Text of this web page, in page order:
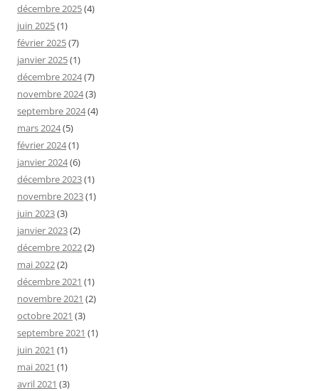
décembre 2025(4)
juin 2025(1)
février 2025(7)
janvier 2025(1)
décembre 2024(7)
novembre 2024(3)
septembre 2024(4)
mars 2024(5)
février 2024(1)
janvier 2024(6)
décembre 2023(1)
novembre 2023(1)
juin 2023(3)
janvier 2023(2)
décembre 2022(2)
mai 2022(2)
décembre 2021 (1)
novembre 2021 (2)
octobre 2021 (3)
septembre 2021 (1)
juin 2021 (1)
mai 2021 (1)
avril 2021 (3)